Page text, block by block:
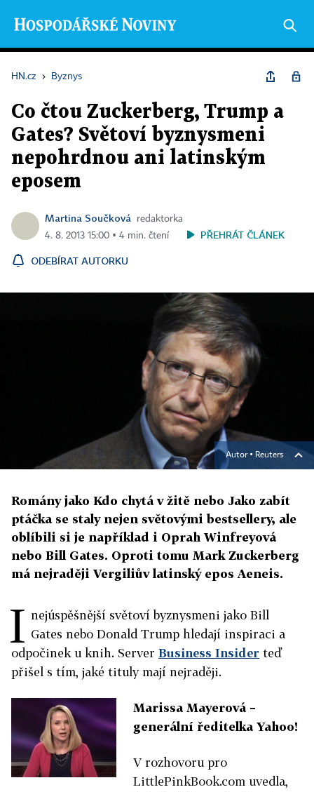
HN.cz › Byznys
Co čtou Zuckerberg, Trump a
Gates? Světoví byznysmeni
nepohrdnou ani latinským
eposem
Martina Součková
redaktorka
4. 8. 2013 15:00 ▪ 4 min. čtení
PŘEHRÁT ČLÁNEK
ODEBÍRAT AUTORKU
Autor ▪ Reuters
Romány jako Kdo chytá v žitě nebo Jako zabít
ptáčka se staly nejen světovými bestsellery, ale
oblíbili si je například i Oprah Winfreyová
nebo Bill Gates. Oproti tomu Mark Zuckerberg
má nejraději Vergiliův latinský epos Aeneis.
I nejúspěšnější světoví byznysmeni jako Bill
Gates nebo Donald Trump hledají inspiraci a
odpočinek u knih. Server Business Insider teď
přišel s tím, jaké tituly mají nejraději.
Marissa Mayerová –
generální ředitelka Yahoo!
V rozhovoru pro
LittlePinkBook.com uvedla,